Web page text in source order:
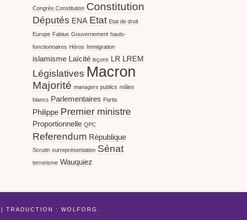
Congrès Constitution Constitution
Députés ENA Etat Etat de droit
Europe Fabius Gouvernement hauts-
fonctionnaires Héros Immigration
islamisme Laïcité leçons LR LREM
Législatives Macron
Majorité managers publics mâles
blancs Parlementaires Partis
Philippe Premier ministre
Proportionnelle QPC
Referendum République
Scrutin surreprésentation Sénat
terrorisme Wauquiez
| TRADUCTION : WOLFORG